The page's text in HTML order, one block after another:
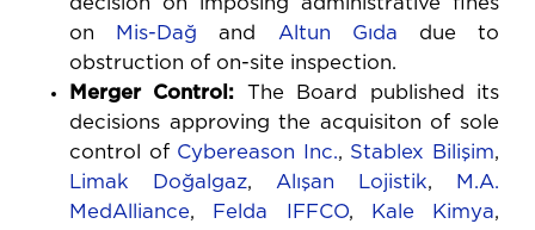
on
Mis-Dağ and Altun Gıda due to
obstruction of on-site inspection.
Merger Control: The Board published its
decisions approving the acquisiton of sole
control of Cybereason Inc., Stablex Bilişim,
Limak Doğalgaz, Alışan Lojistik,
M.A.
MedAlliance, Felda IFFCO, Kale Kimya,